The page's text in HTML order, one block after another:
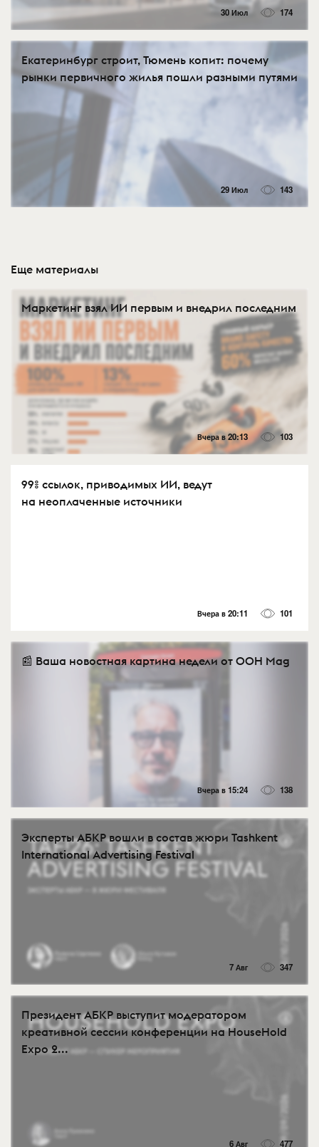
30 Июл 174
Екатеринбург строит, Тюмень копит: почему
рынки первичного жилья пошли разными путями
29 Июл 143
Еще материалы
Маркетинг взял ИИ первым и внедрил последним
Вчера в 20:13 103
99% ссылок, приводимых ИИ, ведут
на неоплаченные источники
Вчера в 20:11 101
📰 Ваша новостная картина недели от OOH Mag
Вчера в 15:24 138
Эксперты АБКР вошли в состав жюри Tashkent
International Advertising Festival
7 Авг 347
Президент АБКР выступит модератором
креативной сессии конференции на HouseHold
Expo 2...
6 Авг 477